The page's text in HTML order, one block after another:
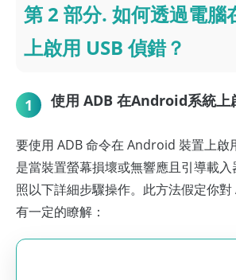
第 2 部分. 如何透過電
上啟用 USB 偵錯？
1 使用 ADB 在Android系統上
要使用 ADB 命令在 Android 裝置上啟
是當裝置螢幕損壞或無響應且引導載
照以下詳細步驟操作。此方法假定你
有一定的瞭解：